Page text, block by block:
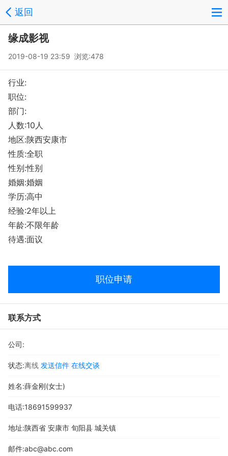
返回
缘成影视
2019-08-19 23:59 浏览:478
行业:
职位:
部门:
人数:10人
地区:陕西安康市
性质:全职
性别:性别
婚姻:婚姻
学历:高中
经验:2年以上
年龄:不限年龄
待遇:面议
职位申请
联系方式
公司:
状态:离线 发送信件 在线交谈
姓名:薛金刚(女士)
电话:18691599937
地址:陕西省 安康市 旬阳县 城关镇
邮件:abc@abc.com